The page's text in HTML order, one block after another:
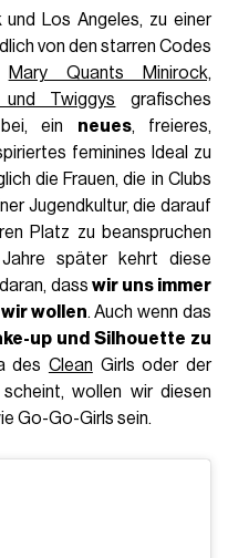
Los Angeles, zu einer
von den starren Codes
Mary Quants Minirock,
und Twiggys grafisches
bei, ein neues, freieres,
feminines Ideal zu
die Frauen, die in Clubs
Jugendkultur, die darauf
Platz zu beanspruchen
später kehrt diese
dasswir uns immer
wollen. Auch wenn das
up und Silhouette zu
des Clean Girls oder der
wollen wir diesen
Go-Go-Girls sein.